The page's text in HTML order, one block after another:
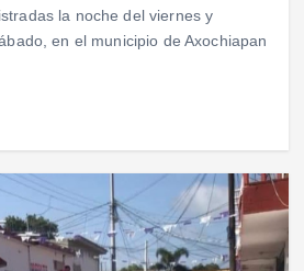
la noche del viernes y
en el municipio de Axochiapan